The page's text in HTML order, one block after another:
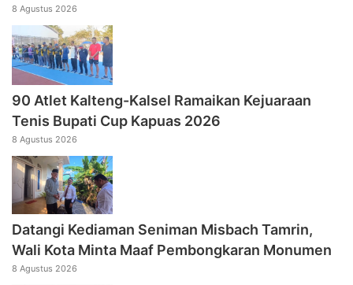
8 Agustus 2026
90 Atlet Kalteng-Kalsel Ramaikan Kejuaraan
Tenis Bupati Cup Kapuas 2026
8 Agustus 2026
Datangi Kediaman Seniman Misbach Tamrin,
Wali Kota Minta Maaf Pembongkaran Monumen
8 Agustus 2026